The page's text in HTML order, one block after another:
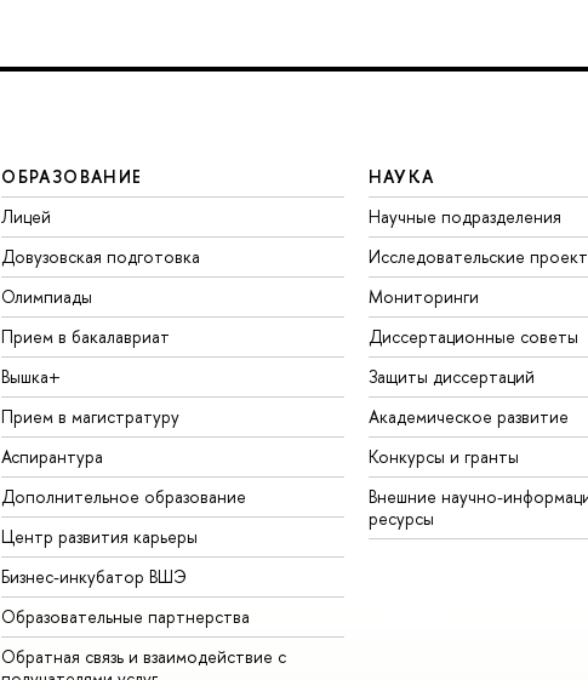
ОБРАЗОВАНИЕ
Лицей
Довузовская подготовка
Олимпиады
Прием в бакалавриат
Вышка+
Прием в магистратуру
Аспирантура
Дополнительное образование
Центр развития карьеры
Бизнес-инкубатор ВШЭ
Образовательные партнерства
Обратная связь и взаимодействие с
НАУКА
Научные подразделения
Исследовательские
Мониторинги
Диссертационные советы
Защиты диссертаций
Академическое развитие
Конкурсы и гранты
Внешние научно-
ресурсы